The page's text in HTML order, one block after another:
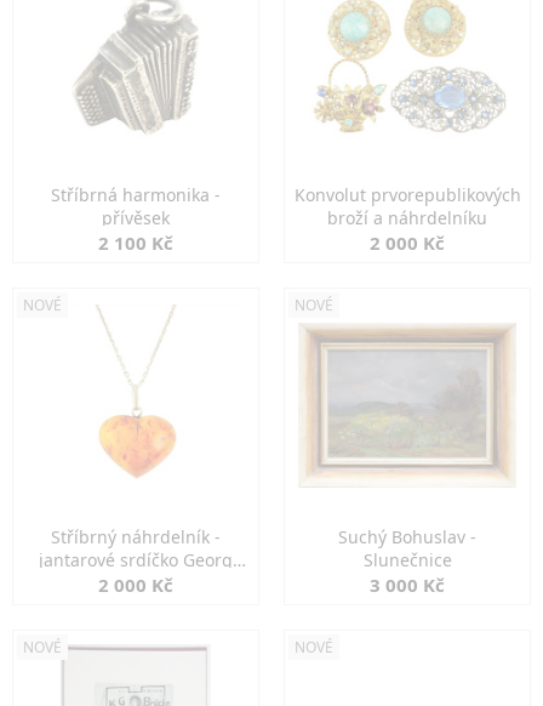
Stříbrná harmonika -
přívěsek
2 100 Kč
Konvolut prvorepublikových
broží a náhrdelníku
2 000 Kč
NOVÉ
Stříbrný náhrdelník -
jantarové srdíčko Georg
Kramer
2 000 Kč
NOVÉ
Suchý Bohuslav -
Slunečnice
3 000 Kč
NOVÉ NOVÉ